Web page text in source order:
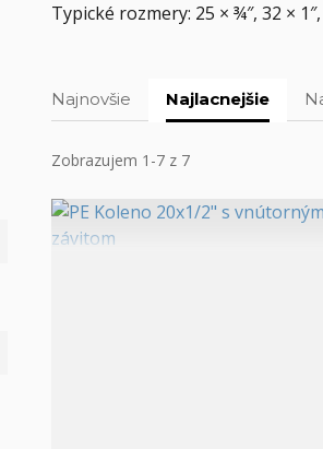
Typické rozmery: 25 × ¾″, 32 × 1″,
Najnovšie Najlacnejšie
Zobrazujem 1-7 z 7